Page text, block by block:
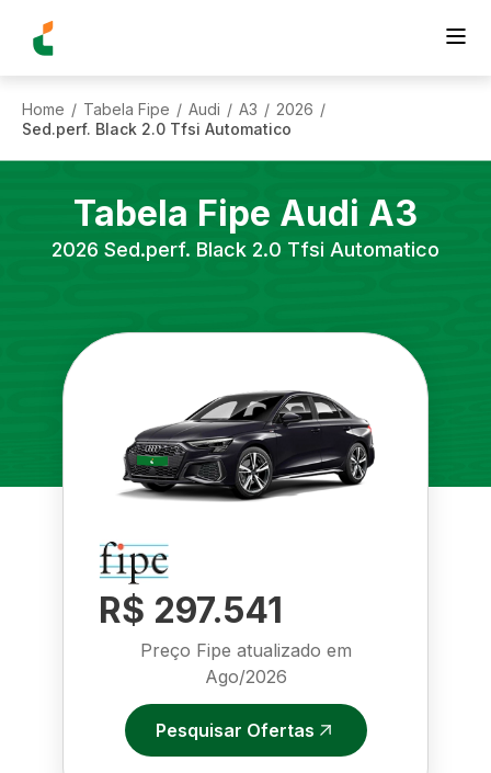
Home / Tabela Fipe / Audi / A3 / 2026 /
Sed.perf. Black 2.0 Tfsi Automatico
Tabela Fipe Audi A3
2026 Sed.perf. Black 2.0 Tfsi Automatico
R$ 297.541
Preço Fipe atualizado em
Ago/2026
Pesquisar Ofertas